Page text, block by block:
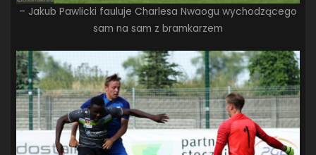
– Jakub Pawlicki fauluje Charlesa Nwaogu wychodzącego
sam na sam z bramkarzem